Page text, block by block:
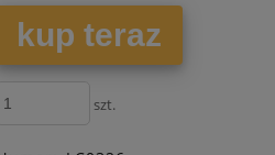
kup teraz
szt.